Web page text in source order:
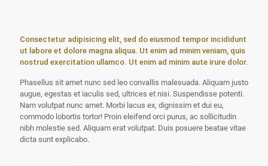
Consectetur adipisicing elit, sed do eiusmod tempor incididunt
ut labore et dolore magna aliqua. Ut enim ad minim veniam, quis
nostrud exercitation ullamco. Ut enim ad minim aute irure dolor.
Phasellus sit amet nunc sed leo convallis malesuada. Aliquam justo
augue, egestas et iaculis sed, ultrices et nisi. Suspendisse potenti.
Nam volutpat nunc amet. Morbi lacus ex, dignissim et dui eu,
commodo lobortis tortor! Proin eleifend orci purus, ac sollicitudin
nibh molestie sed. Aliquam erat volutpat. Duis posuere beatae vitae
dicta sunt explicabo.